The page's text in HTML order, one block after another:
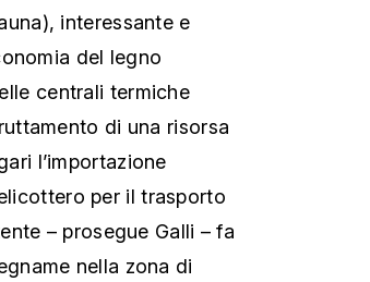
interessante e
del legno
centrali termiche
di una risorsa
l’importazione
per il trasporto
– prosegue Galli – fa
nella zona di